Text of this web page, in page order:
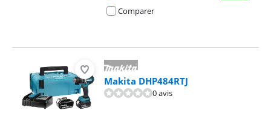
Comparer
Makita DHP484RTJ
0 avis